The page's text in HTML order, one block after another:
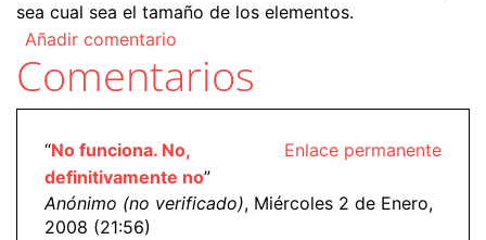
sea cual sea el tamaño de los elementos.
Añadir comentario
Comentarios
Enlace permanente
“No funciona. No,
definitivamente no”
Anónimo (no verificado), Miércoles 2 de Enero,
2008 (21:56)